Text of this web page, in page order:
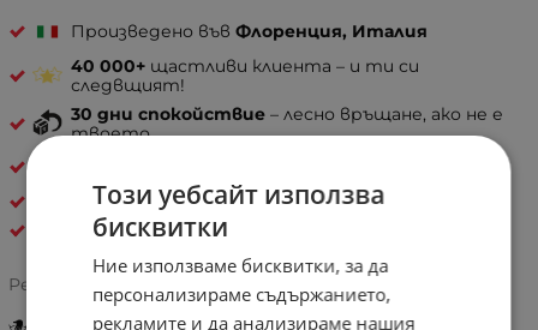
Произведено във Флоренция, Италия
40 000+ щастливи клиента – и ти си
следвщият!
30 дни спокойствие – лесно връщане, ако не е
твоето
ДАМСКИ ЧАНТИ ОТ ЕСТЕСТВЕНА КОЖА
Pelletteria Italia
Рейтинг:
Този уебсайт използва
бисквитки
Ние използваме бисквитки, за да
персонализираме съдържанието,
рекламите и да анализираме нашия